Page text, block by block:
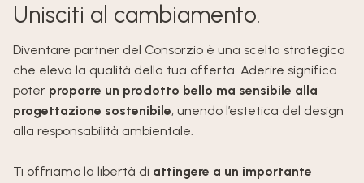
Unisciti al cambiamento.
Diventare partner del Consorzio è una scelta strategica
che eleva la qualità della tua offerta. Aderire significa
poter proporre un prodotto bello ma sensibile alla
progettazione sostenibile, unendo l’estetica del design
alla responsabilità ambientale.
Ti offriamo la libertà di attingere a un importante